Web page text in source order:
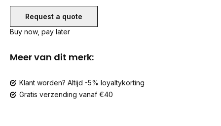
Request a quote
Buy now, pay later
Meer van dit merk:
Klant worden? Altijd -5% loyaltykorting
Gratis verzending vanaf €40